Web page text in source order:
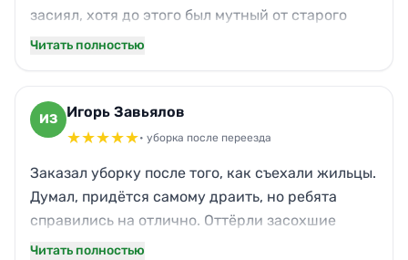
засиял, хотя до этого был мутный от старого
лака. На кухне отмыли вытяжку и фартук —
босиком, скользит по чистому полу — смеётся.
Спасибо за такую тщательную домашнюю
Читать полностью
ИЗ Игорь Завьялов
★★★★★• уборка после переезда
Заказал уборку после того, как съехали жильцы.
Думал, придётся самому драить, но ребята
справились на отлично. Оттёрли засохшие
пятна на ламинате, вычистили духовку до
Читать полностью